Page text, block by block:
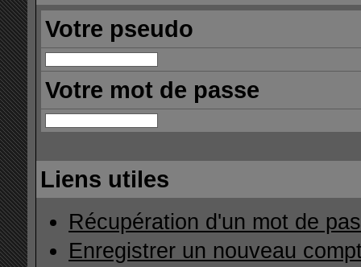
Votre pseudo
Votre mot de passe
Liens utiles
Récupération d'un mot de
Enregistrer un nouveau